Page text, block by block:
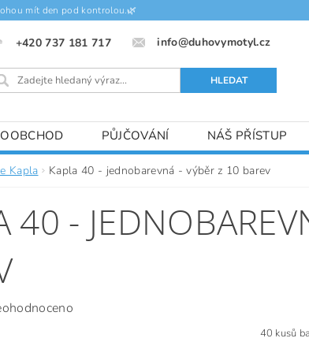
mít den pod kontrolou.🌿
+420 737 181 717 info@duhovymotyl.cz
PŮJČOVÁNÍ
NÁŠ PŘÍSTUP
Kapla Kapla 40 - jednobarevná - výběr z 10 barev
40 -
40 kusů